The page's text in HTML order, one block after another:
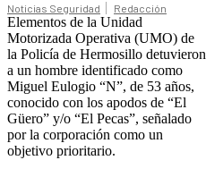
Noticias Seguridad Redacción
Elementos de la Unidad
Motorizada Operativa (UMO) de
la Policía de Hermosillo detuvieron
a un hombre identificado como
Miguel Eulogio “N”, de 53 años,
conocido con los apodos de “El
Güero” y/o “El Pecas”, señalado
por la corporación como un
objetivo prioritario.